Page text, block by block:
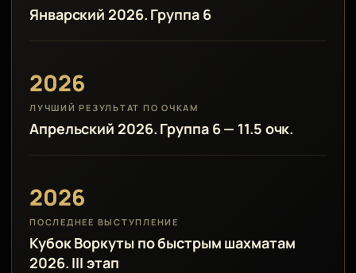
Январский 2026. Группа 6
2026
ЛУЧШИЙ РЕЗУЛЬТАТ ПО ОЧКАМ
Апрельский 2026. Группа 6 — 11.5 очк.
2026
ПОСЛЕДНЕЕ ВЫСТУПЛЕНИЕ
Кубок Воркуты по быстрым шахматам
2026. III этап